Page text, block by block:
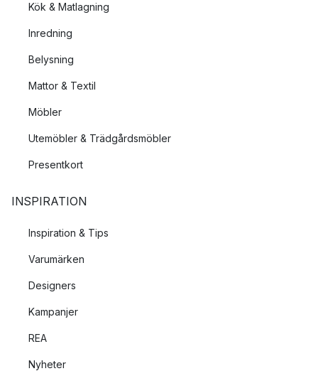
Kök & Matlagning
Inredning
Belysning
Mattor & Textil
Möbler
Utemöbler & Trädgårdsmöbler
Presentkort
INSPIRATION
Inspiration & Tips
Varumärken
Designers
Kampanjer
REA
Nyheter